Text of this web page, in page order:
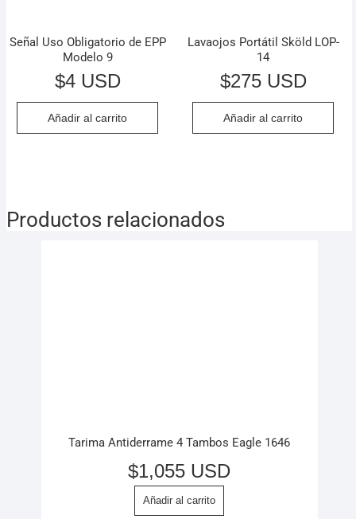
Señal Uso Obligatorio de EPP
Modelo 9
$4 USD
Añadir al carrito
Lavaojos Portátil Sköld LOP-
14
$275 USD
Añadir al carrito
Productos relacionados
Tarima Antiderrame 4 Tambos Eagle 1646
$1,055 USD
Añadir al carrito